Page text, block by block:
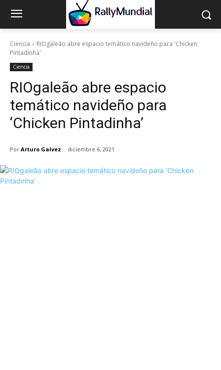
Ciencia
RIOgaleão abre espacio temático navideño para 'Chicken
Pintadinha'
Ciencia
RIOgaleão abre espacio
temático navideño para
‘Chicken Pintadinha’
Por Arturo Galvez diciembre 6, 2021